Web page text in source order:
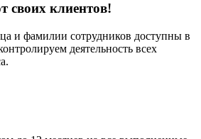
своих клиентов!
и фамилии сотрудников доступны в
деятельность всех